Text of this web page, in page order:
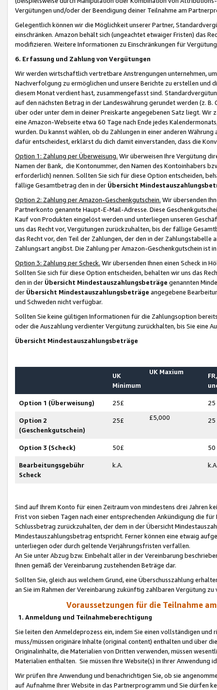
Vergütungen und/oder der Beendigung deiner Teilnahme am
Gelegentlich können wir die Möglichkeit unserer Partner,
einschränken. Amazon behält sich (ungeachtet etwaiger Fristen) das
modifizieren. Weitere Informationen zu Einschränkungen für
6. Erfassung und Zahlung von Vergütungen
Wir werden wirtschaftlich vertretbare Anstrengungen unternehmen,
Nachverfolgung zu ermöglichen und unsere Berichte zu erstellen und
diesem Monat verdient hast, zusammengefasst sind.
auf den nächsten Betrag in der Landeswährung gerundet werden (z.
über oder unter dem in deiner Preiskarte angegebenen Satz liegt.
eine Amazon-Webseite etwa 60 Tage nach Ende jedes
wurden. Du kannst wählen, ob du Zahlungen in einer anderen
dafür entscheidest, erklärst du dich damit einverstanden, dass die
Option 1: Zahlung per Überweisung. Wir überweisen Ihre Vergütung
Namen der Bank, die Kontonummer, den Namen des Kontoinhabers
erforderlich) nennen. Sollten Sie sich für diese Option entscheiden,
fällige Gesamtbetrag den in der Übersicht
Option 2: Zahlung per Amazon-Geschenkgutschein. Wir übersenden
Partnerkonto genannte Haupt-E-Mail-Adresse. Diese
Kauf von Produkten eingelöst werden und unterliegen unseren
uns das Recht vor, Vergütungen zurückzuhalten, bis der fällige
das Recht vor, den Teil der Zahlungen, der den in der
Zahlungsart angibst. Die Zahlung per Amazon-Geschenkgutschein ist
Option 3: Zahlung per Scheck. Wir übersenden Ihnen einen Scheck in
Sollten Sie sich für diese Option entscheiden, behalten wir uns das
den in der Übersicht Mindestauszahlungsbeträge genannten
der Übersicht Mindestauszahlungsbeträge angegebene
und Schweden nicht verfügbar.
Sollten Sie keine gültigen Informationen für die Zahlungsoption
oder die Auszahlung verdienter Vergütung zurückhalten, bis Sie
Übersicht Mindestauszahlungsbeträge
UK
Minimum
UK Maxium
Option 1 (Überweisung) 25£ 25
Option 2
(Geschenkgutschein)
25£ £5,000 25
Option 3 (Scheck) 50£ 50
Bearbeitungsgebühr
Scheck
k.A.
Sind auf Ihrem Konto für einen Zeitraum von mindestens drei Jahren
Frist von sieben Tagen nach einer entsprechenden Ankündigung die
Schlussbetrag zurückzuhalten, der dem in der Übersicht
Mindestauszahlungsbetrag entspricht. Ferner können eine etwaig
unterliegen oder durch geltende Verjährungsfristen verfallen.
An Sie unter Abzug bzw. Einbehalt aller in der Vereinbarung
Ihnen gemäß der Vereinbarung zustehenden Beträge dar.
Sollten Sie, gleich aus welchem Grund, eine Überschusszahlung
an Sie im Rahmen der Vereinbarung zukünftig zahlbaren Vergütung zu
Voraussetzungen für die Teilnahme
1. Anmeldung und Teilnahmeberechtigung
Sie leiten den Anmeldeprozess ein, indem Sie einen vollständigen
muss/müssen originäre Inhalte (original content) enthalten und über
Originalinhalte, die Materialien von Dritten verwenden, müssen
Materialien enthalten. Sie müssen Ihre Website(s) in Ihrer Anwendung
Wir prüfen Ihre Anwendung und benachrichtigen Sie, ob sie
auf Aufnahme Ihrer Website in das Partnerprogramm und Sie dürfen